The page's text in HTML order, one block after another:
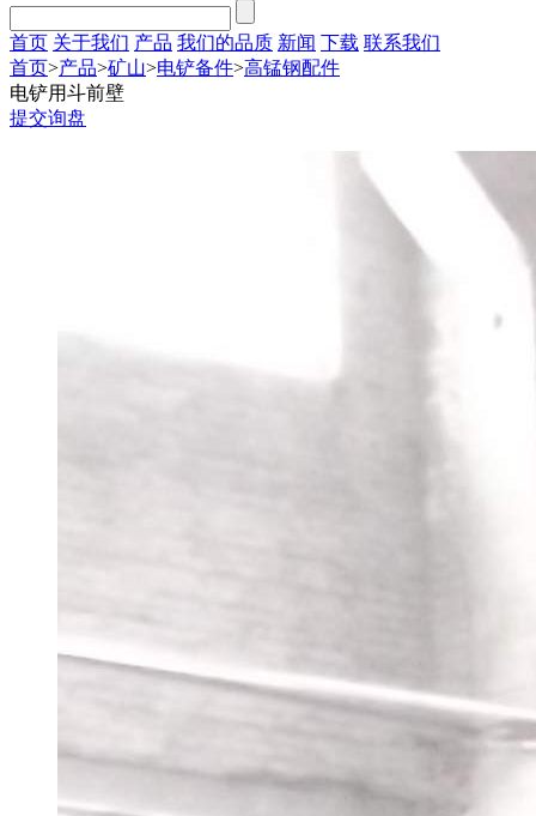
首页 关于我们 产品 我们的品质 新闻 下载 联系我们
首页>产品>矿山>电铲备件>高锰钢配件
电铲用斗前壁
提交询盘